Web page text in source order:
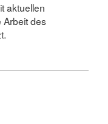
aktuellen
Arbeit des